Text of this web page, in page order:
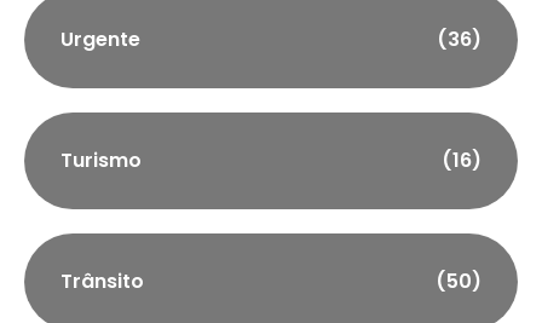
Urgente (36)
Turismo (16)
Trânsito (50)